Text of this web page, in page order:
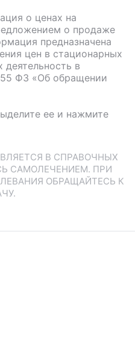
о ценах на
о продаже
предназначена
цен в стационарных
в
55 ФЗ «Об обращении
ее и нажмите
В СПРАВОЧНЫХ
САМОЛЕЧЕНИЕМ. ПРИ
ОБРАЩАЙТЕСЬ К